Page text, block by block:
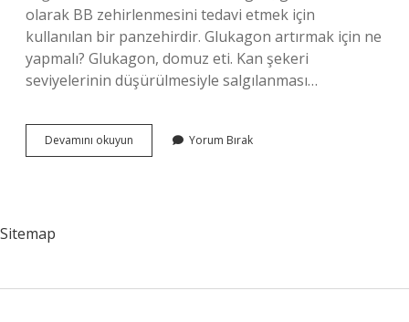
olarak BB zehirlenmesini tedavi etmek için
kullanılan bir panzehirdir. Glukagon artırmak için ne
yapmalı? Glukagon, domuz eti. Kan şekeri
seviyelerinin düşürülmesiyle salgılanması…
Devamını okuyun Glukagon
Nedir
Yorum Bırak
Sitemap